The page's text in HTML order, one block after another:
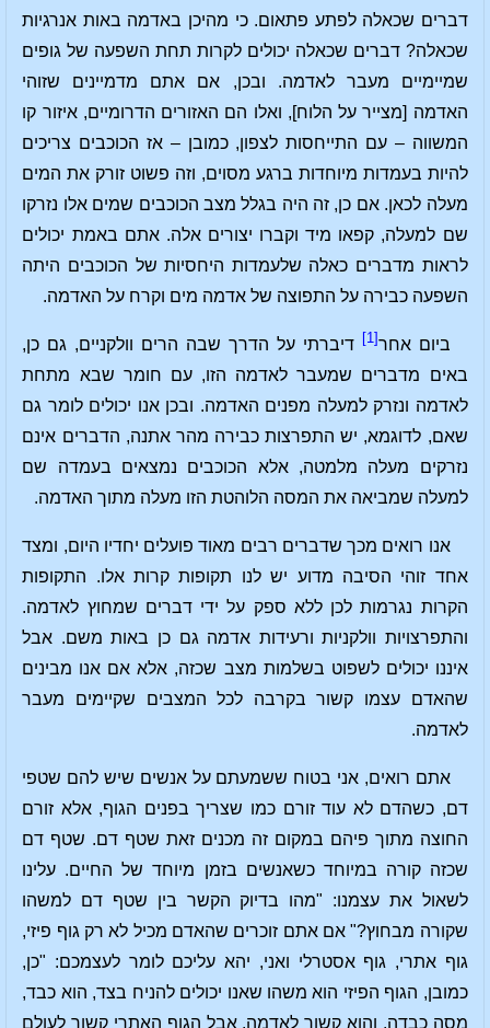
דברים שכאלה לפתע פתאום. כי מהיכן באדמה באות אנרגיות
שכאלה? דברים שכאלה יכולים לקרות תחת השפעה של גופים
שמיימיים מעבר לאדמה. ובכן, אם אתם מדמיינים שזוהי
האדמה [מצייר על הלוח], ואלו הם האזורים הדרומיים, איזור קו
המשווה – עם התייחסות לצפון, כמובן – אז הכוכבים צריכים
להיות בעמדות מיוחדות ברגע מסוים, וזה פשוט זורק את המים
מעלה לכאן. אם כן, זה היה בגלל מצב הכוכבים שמים אלו נזרקו
שם למעלה, קפאו מיד וקברו יצורים אלה. אתם באמת יכולים
לראות מדברים כאלה שלעמדות היחסיות של הכוכבים היתה
השפעה כבירה על התפוצה של אדמה מים וקרח על האדמה.
ביום אחר[1]
דיברתי על הדרך שבה הרים וולקניים, גם כן,
באים מדברים שמעבר לאדמה הזו, עם חומר שבא מתחת
לאדמה ונזרק למעלה מפנים האדמה. ובכן אנו יכולים לומר גם
שאם, לדוגמא, יש התפרצות כבירה מהר אתנה, הדברים אינם
נזרקים מעלה מלמטה, אלא הכוכבים נמצאים בעמדה שם
למעלה שמביאה את המסה הלוהטת הזו מעלה מתוך האדמה.
אנו רואים מכך שדברים רבים מאוד פועלים יחדיו היום, ומצד
אחד זוהי הסיבה מדוע יש לנו תקופות קרות אלו. התקופות
הקרות נגרמות לכן ללא ספק על ידי דברים שמחוץ לאדמה.
והתפרצויות וולקניות ורעידות אדמה גם כן באות משם. אבל
איננו יכולים לשפוט בשלמות מצב שכזה, אלא אם אנו מבינים
שהאדם עצמו קשור בקרבה לכל המצבים שקיימים מעבר
לאדמה.
אתם רואים, אני בטוח ששמעתם על אנשים שיש להם שטפי
דם, כשהדם לא עוד זורם כמו שצריך בפנים הגוף, אלא זורם
החוצה מתוך פיהם במקום זה מכנים זאת שטף דם. שטף דם
שכזה קורה במיוחד כשאנשים בזמן מיוחד של החיים. עלינו
לשאול את עצמנו: "מהו בדיוק הקשר בין שטף דם למשהו
שקורה מבחוץ?" אם אתם זוכרים שהאדם מכיל לא רק גוף פיזי,
גוף אתרי, גוף אסטרלי ואני, יהא עליכם לומר לעצמכם: "כן,
כמובן, הגוף הפיזי הוא משהו שאנו יכולים להניח בצד, הוא כבד,
מסה כבדה, והוא קשור לאדמה. אבל הגוף האתרי קשור לעולם